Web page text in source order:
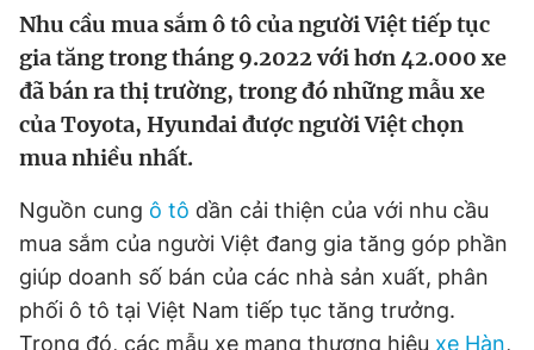
Video Magazine
Sản phẩm khác
Thông tin tòa soạn Liên hệ quảng cáo
Nhu cầu mua sắm ô tô của người Việt tiếp tục
gia tăng trong tháng 9.2022 với hơn 42.000 xe
đã bán ra thị trường, trong đó những mẫu xe
của Toyota, Hyundai được người Việt chọn
mua nhiều nhất.
Nguồn cung ô tô dần cải thiện của với nhu cầu
mua sắm của người Việt đang gia tăng góp phần
giúp doanh số bán của các nhà sản xuất, phân
phối ô tô tại Việt Nam tiếp tục tăng trưởng.
Trong đó, các mẫu xe mang thương hiệu xe Hàn,